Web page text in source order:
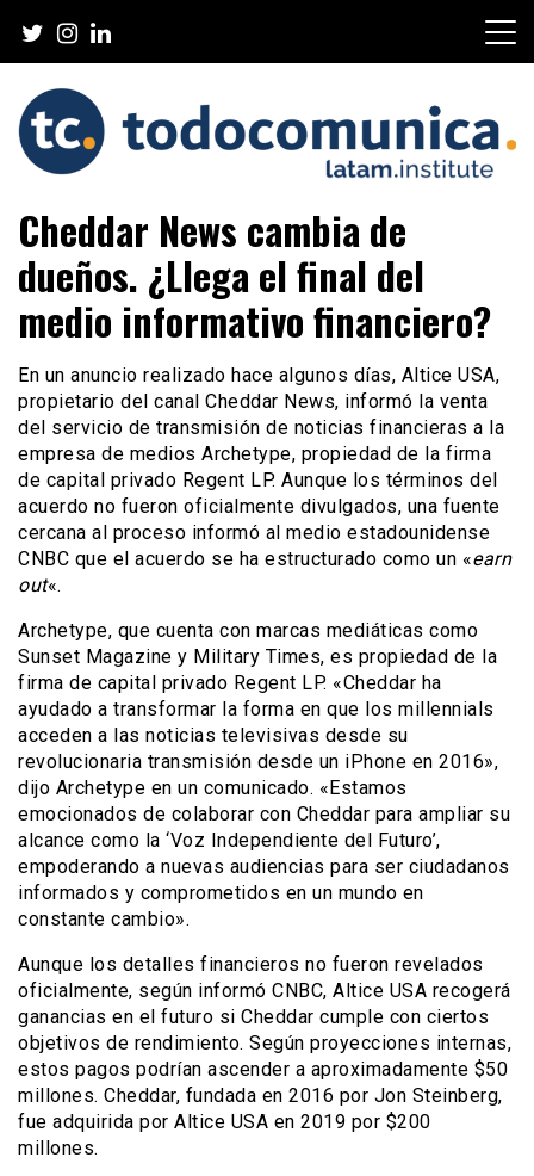
content
TodoComunica x LATAM
Institute
Cheddar News cambia de
dueños. ¿Llega el final del
medio informativo financiero?
En un anuncio realizado hace algunos días, Altice USA,
propietario del canal Cheddar News, informó la venta
del servicio de transmisión de noticias financieras a la
empresa de medios Archetype, propiedad de la firma
de capital privado Regent LP. Aunque los términos del
acuerdo no fueron oficialmente divulgados, una fuente
cercana al proceso informó al medio estadounidense
CNBC que el acuerdo se ha estructurado como un «earn
out«.
Archetype, que cuenta con marcas mediáticas como
Sunset Magazine y Military Times, es propiedad de la
firma de capital privado Regent LP. «Cheddar ha
ayudado a transformar la forma en que los millennials
acceden a las noticias televisivas desde su
revolucionaria transmisión desde un iPhone en 2016»,
dijo Archetype en un comunicado. «Estamos
emocionados de colaborar con Cheddar para ampliar su
alcance como la ‘Voz Independiente del Futuro’,
empoderando a nuevas audiencias para ser ciudadanos
informados y comprometidos en un mundo en
constante cambio».
Aunque los detalles financieros no fueron revelados
oficialmente, según informó CNBC, Altice USA recogerá
ganancias en el futuro si Cheddar cumple con ciertos
objetivos de rendimiento. Según proyecciones internas,
estos pagos podrían ascender a aproximadamente $50
millones. Cheddar, fundada en 2016 por Jon Steinberg,
fue adquirida por Altice USA en 2019 por $200
millones.